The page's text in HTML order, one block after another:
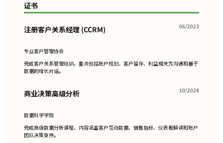
证书
注册客户关系经理 (CCRM) 06/2023
专业客户管理协会
完成客户关系管理培训，重点包括账户规划、客户留存、利益相关方沟通和基于
数据的增长对话。
商业决策高级分析 10/2024
数据科学学院
完成高级数据分析课程，内容涵盖客户互动数据、销售指标、仪表板解读和账户
团队决策支持。